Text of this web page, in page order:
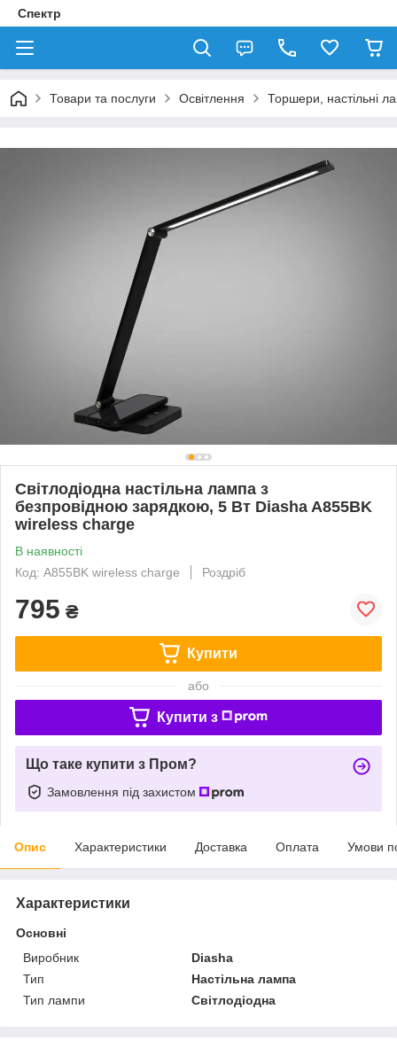
Спектр
Товари та послуги Освітлення Торшери, настільні
Світлодіодна настільна лампа з
безпровідною зарядкою, 5 Вт Diasha A855BK
wireless charge
В наявності
Код: A855BK wireless charge
Роздріб
795 ₴
Купити
або
Купити з
Що таке купити з Пром?
Замовлення під захистом
Опис Характеристики Доставка Оплата Умови
Характеристики
Основні
Виробник
Diasha
Тип
Настільна лампа
Тип лампи
Світлодіодна